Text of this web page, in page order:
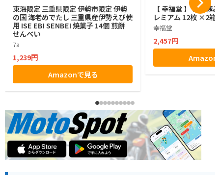
東海限定 三重県限定 伊勢市限定 伊勢
の国 海老めでたし 三重県産伊勢えび使
用 ISE EBI SENBEI 焼菓子 14個 煎餅
せんべい
7a
1,239円
Amazonで見る
【 幸福堂 】 伊勢極
レミアム 12枚 ×2箱
幸福堂
2,457円
Amazon